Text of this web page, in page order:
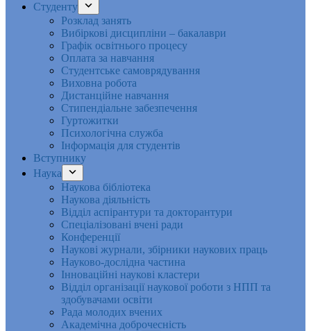
Студенту
Розклад занять
Вибіркові дисципліни – бакалаври
Графік освітнього процесу
Оплата за навчання
Студентське самоврядування
Виховна робота
Дистанційне навчання
Стипендіальне забезпечення
Гуртожитки
Психологічна служба
Інформація для студентів
Вступнику
Наука
Наукова бібліотека
Наукова діяльність
Відділ аспірантури та докторантури
Спеціалізовані вчені ради
Конференції
Наукові журнали, збірники наукових праць
Науково-дослідна частина
Інноваційні наукові кластери
Відділ організації наукової роботи з НПП та
здобувачами освіти
Рада молодих вчених
Академічна доброчесність